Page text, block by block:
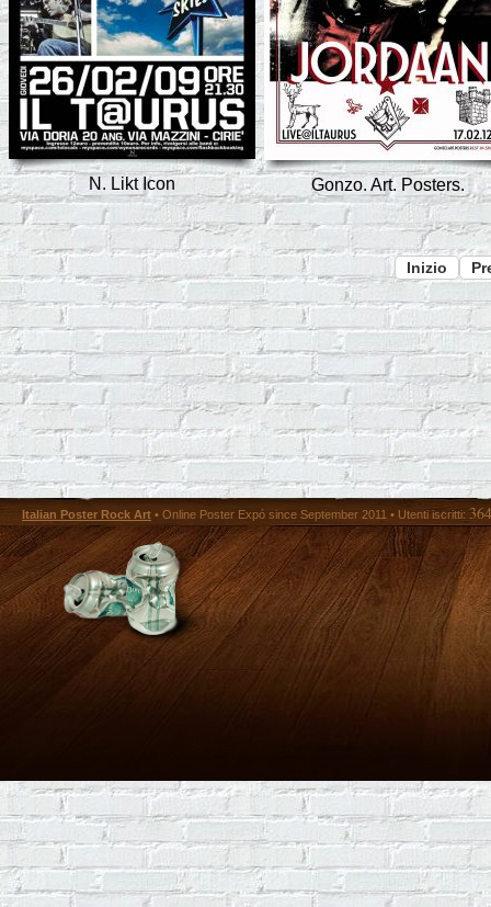
N. Likt Icon Gonzo. Art. Posters.
Inizio
Italian Poster Rock Art • Online Poster Expó since September 2011 • Utenti iscritti: 364